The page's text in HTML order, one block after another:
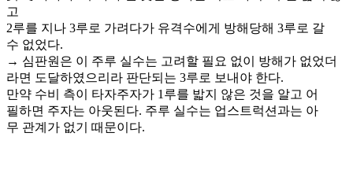
고
2루를 지나 3루로 가려다가 유격수에게 방해당해 3루로 갈
수 없었다.
→ 심판원은 이 주루 실수는 고려할 필요 없이 방해가 없었더
라면 도달하였으리라 판단되는 3루로 보내야 한다.
만약 수비 측이 타자주자가 1루를 밟지 않은 것을 알고 어
필하면 주자는 아웃된다. 주루 실수는 업스트럭션과는 아
무 관계가 없기 때문이다.